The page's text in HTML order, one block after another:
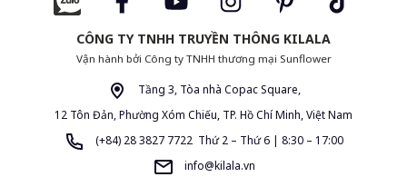
CÔNG TY TNHH TRUYỀN THÔNG KILALA
Vận hành bởi Công ty TNHH thương mại Sunflower
Tầng 3, Tòa nhà Copac Square,
12 Tôn Đản, Phường Xóm Chiếu, TP. Hồ Chí Minh, Việt Nam
(+84) 28 3827 7722 Thứ 2 – Thứ 6 | 8:30 – 17:00
info@kilala.vn